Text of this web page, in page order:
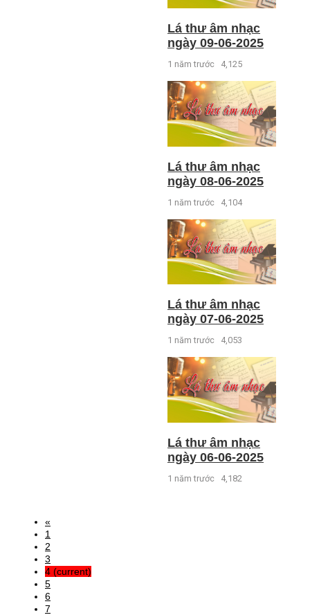
Lá thư âm nhạc
ngày 09-06-2025
1 năm trước 4,125
Lá thư âm nhạc
ngày 08-06-2025
1 năm trước 4,104
Lá thư âm nhạc
ngày 07-06-2025
1 năm trước 4,053
Lá thư âm nhạc
ngày 06-06-2025
1 năm trước 4,182
«
1
2
3
4 (current)
5
6
7